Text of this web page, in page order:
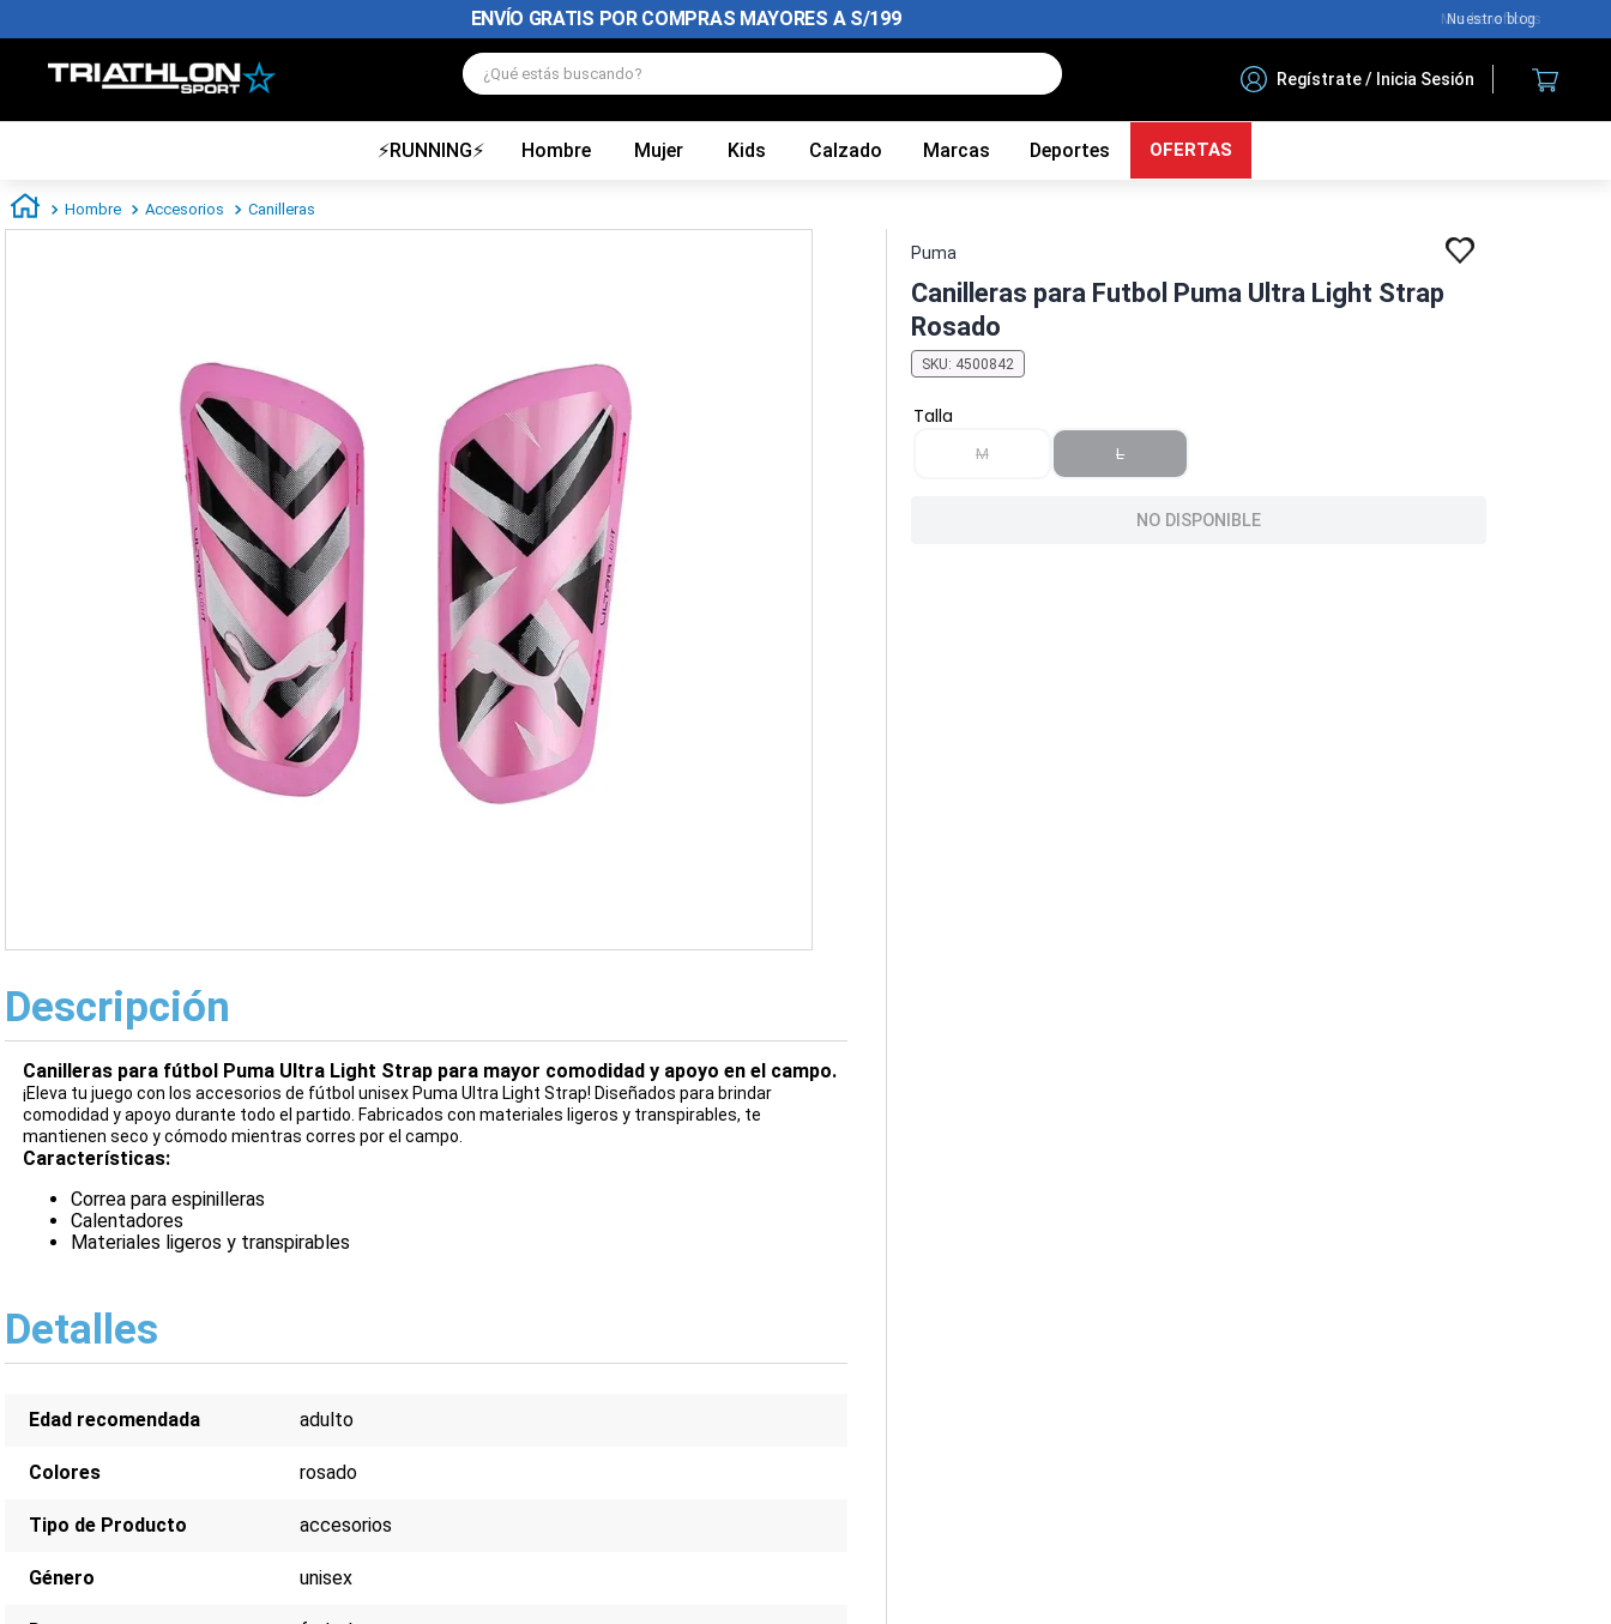
ENVÍO GRATIS POR COMPRAS MAYORES A S/199 Nuestro blog
¿Qué estás buscando?
Regístrate / Inicia Sesión
⚡RUNNING⚡ Hombre Mujer Kids Calzado Marcas Deportes OFERTAS
Hombre Accesorios Canilleras
Descripción
Canilleras para fútbol Puma Ultra Light Strap para mayor comodidad y apoyo en el campo.
¡Eleva tu juego con los accesorios de fútbol unisex Puma Ultra Light Strap! Diseñados para brindar
comodidad y apoyo durante todo el partido. Fabricados con materiales ligeros y transpirables, te
mantienen seco y cómodo mientras corres por el campo.
Características:
Correa para espinilleras
Calentadores
Materiales ligeros y transpirables
Detalles
Edad recomendada adulto
Colores rosado
Tipo de Producto accesorios
Género unisex
Puma
Canilleras para Futbol Puma Ultra Light Strap
Rosado
SKU: 4500842
Talla
M L
NO DISPONIBLE
TÉRMINOS MÁS BUSCADOS
2.
zapatillas nike
6 .
zapatillas nike hombre
7.
zapatillas nike mujer
medias